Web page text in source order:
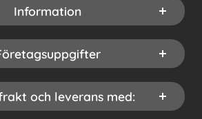
Information
och leverans med: